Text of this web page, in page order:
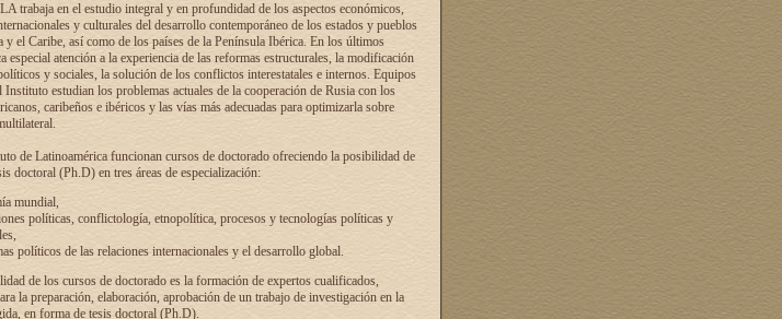
trabaja en el estudio integral y en profundidad de los aspectos económicos,
y culturales del desarrollo contemporáneo de los estados y pueblos
y el Caribe, así como de los países de la Península Ibérica. En los últimos
especial atención a la experiencia de las reformas estructurales, la modificación
y sociales, la solución de los conflictos interestatales e internos. Equipos
estudian los problemas actuales de la cooperación de Rusia con los
caribeños e ibéricos y las vías más adecuadas para optimizarla sobre
de Latinoamérica funcionan cursos de doctorado ofreciendo la posibilidad de
doctoral (Ph.D) en tres áreas de especialización:
mundial,
políticas, conflictología, etnopolítica, procesos y tecnologías políticas y
políticos de las relaciones internacionales y el desarrollo global.
de los cursos de doctorado es la formación de expertos cualificados,
la preparación, elaboración, aprobación de un trabajo de investigación en la
en forma de tesis doctoral (Ph.D).